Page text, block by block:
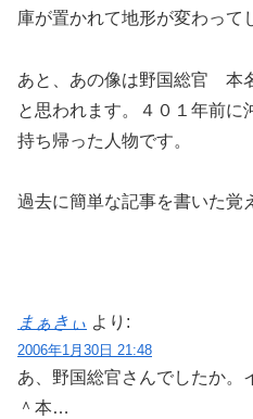
庫が置かれて地形が変わって
あと、あの像は野国総官 本
と思われます。４０１年前に
持ち帰った人物です。
過去に簡単な記事を書いた覚
まぁきぃ より:
2006年1月30日 21:48
あ、野国総官さんでしたか。
＾本…